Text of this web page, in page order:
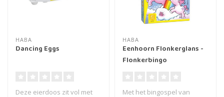
HABA
Dancing Eggs
Deze eierdoos zit vol met
HABA
Eenhoorn Flonkerglans -
Flonkerbingo
Met het bingospel van